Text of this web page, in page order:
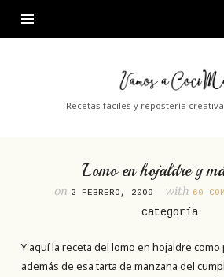
Vamos
CociMar
Recetas fáciles y repostería
Lomo en hojaldre y
on 2 FEBRERO, 2009 with 60
categoría
Y aquí la receta del lomo en hojaldre
además de esa tarta de manzana del